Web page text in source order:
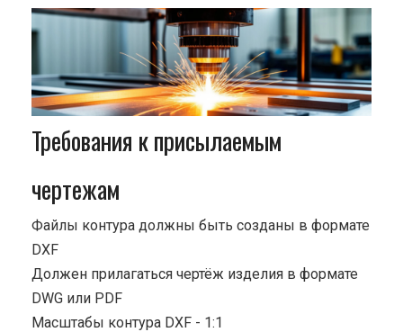
Требования к присылаемым
чертежам
Файлы контура должны быть созданы в формате
DXF
Должен прилагаться чертёж изделия в формате
DWG или PDF
Масштабы контура DXF - 1:1